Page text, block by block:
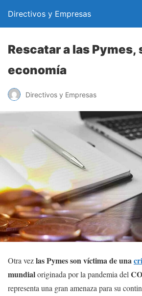
Directivos y Empresas
Rescatar a las Pymes,
economía
Directivos y Empresas
Otra vezlas Pymes son víctima de una
mundialoriginada por la pandemia del
representa una gran amenaza para su